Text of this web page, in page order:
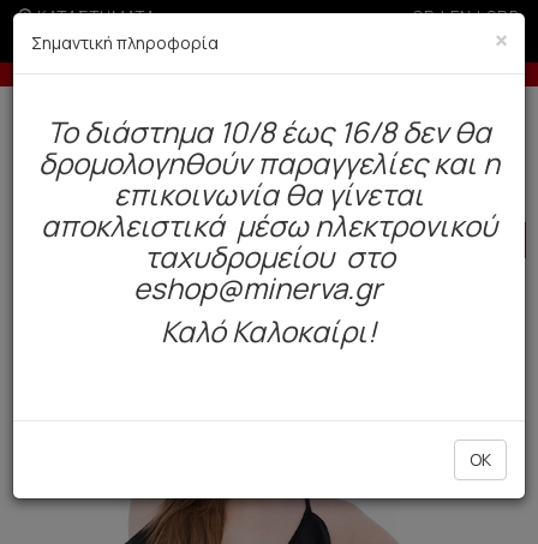
ΚΑΤΑΣΤΗΜΑΤΑ GR|EN|SRB
δόσεις με πιστωτική άνω των 100€ -5% σε
Δωρεάν αποστολή άνω των 49€. Παράδοση σε 3-5 εργάσιμες.
BAZAAR Γυναίκα Μαγιό
HOT
×
Σημαντική πληροφορία
To διάστημα 10/8 έως 16/8 δεν θα
δρομολογηθούν παραγγελίες και η
επικοινωνία θα γίνεται
αποκλειστικά μέσω ηλεκτρονικού
ταχυδρομείου στο
eshop@minerva.gr
Καλό Καλοκαίρι!
OK